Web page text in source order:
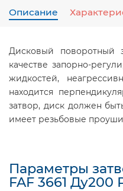
Описание
Дисковый поворотный
качестве запорно-
жидкостей,
находится
затвор, диск должен
имеет резьбовые
Параметры
FAF 3661 Ду200